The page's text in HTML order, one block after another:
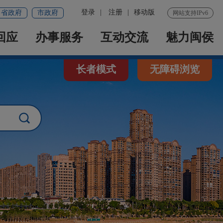
网站支持IPv6
登录 注册 移动版
省政府 市政府
应 办事服务 互动交流 魅力闽侯
长者模式 无障碍浏览